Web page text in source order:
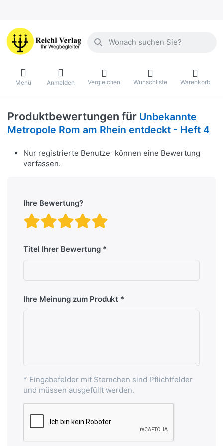
Geben Sie einen Suchbegriff ein.
Menü Anmelden Vergleichen Wunschliste Warenkorb
Produktbewertungen für Unbekannte
Metropole Rom am Rhein entdeckt - Heft 4
Nur registrierte Benutzer können eine Bewertung
verfassen.
Ihre Bewertung?
Bewertung: 4 von
Bewertung: 3 von 5
Bewertung: 2 von 5
Bewertung: 1 von 5
Titel Ihrer Bewertung
Ihre Meinung zum Produkt
* Eingabefelder mit Sternchen sind Pflichtfelder
und müssen ausgefüllt werden.